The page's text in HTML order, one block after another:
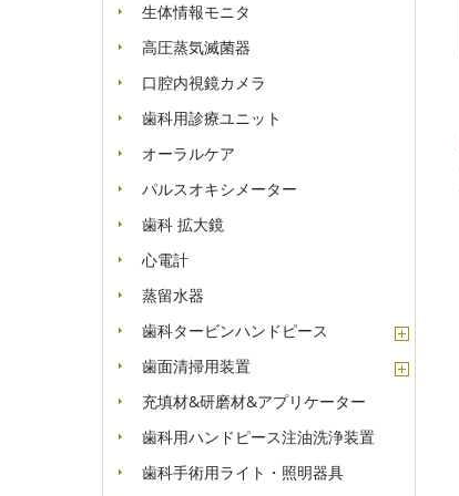
生体情報モニタ
高圧蒸気滅菌器
口腔内視鏡カメラ
歯科用診療ユニット
オーラルケア
パルスオキシメーター
歯科 拡大鏡
心電計
蒸留水器
歯科タービンハンドピース
歯面清掃用装置
充填材&研磨材&アプリケーター
歯科用ハンドピース注油洗浄装置
歯科手術用ライト・照明器具